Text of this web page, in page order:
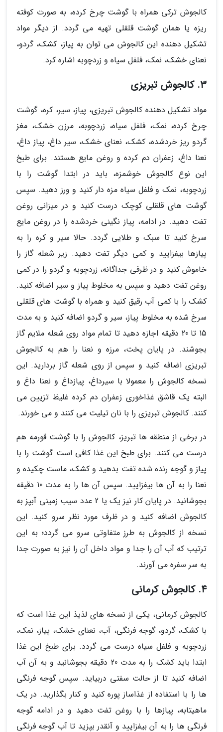
کالجوش ترکی همراه با گوشت چرخ کرده، به صورت کوفته
ریزه یا همان گوشت قلقلی تهیه می گردد. از دیگر مواد
تشکیل دهنده این کالجوش می توان به پیاز، کشک، گردو،
نعنای خشک، نمک، فلفل سیاه و زردچوبه اشاره کرد.
3. کالجوش تبریزی
مواد تشکیل دهنده کالجوش تبریزی، پیاز، سیر، کره، گوشت
چرخ کرده، نمک، فلفل سیاه، زردچوبه، مرزن خشک، مغز
گردو ریز خردشده، کشک، نعنای خشک، سیر داغ، پیاز داغ،
نعنا داغ، زعفران دم کرده و روغن مایع هستند. برای طبخ
این نوع کالجوش خوشمزه، باید در ابتدا گوشت را با
زردچوبه، نمک و فلفل سیاه مزه دار کنید و ورز دهید. سپس
گوشت های قلقلی کوچک درست کنید و در میزانی روغن
تفت دهید. در ادامه، پیاز نگینی خردشده را در روغن مایع
سرخ کنید تا سبک و طلایی گردد. حالا سیر و کره را به
پیازها بیفزایید و کمی دیگر تفت دهید. زیر شعله گاز را
خاموش کنید و در ظرفی جداگانه، زردچوبه و گردو را در کمی
روغن تفت دهید و سپس به مخلوط پیاز و سیر اضافه کنید.
کشک را با کمی آب رقیق کنید و همراه با گوشت های قلقلی
سرخ شده به مخلوط پیاز، سیر و گردو اضافه کنید و به مدت
15 تا 20 دقیقه اجازه دهید تا تمام مواد روی شعله ملایم گاز
بجوشند. در پایان پخت، مرزه و نعنا را هم به کالجوش
تبریزی اضافه کنید و سپس از روی شعله گاز بردارید. این
نسخه کالجوش را معمولا با سیرداغ، پیازداغ و نعنا داغ و
البته یک قاشق غذاخوری زعفران دم کرده غلیظ تزیین می
کنند. کالجوش تبریزی را با نان تیلیت می کنند و می خورند.
در برخی از منطقه ها تبریز، کالجوش را با گوشت قورمه هم
درست می کنند. برای طبخ این غذا کافی است گوشت را با
پیاز و گوجه رنده شده تفت بدهید و کشک، ماست چکیده و
نعنا را به آن ها بیفزایید. سپس آن ها را به مدت 10 دقیقه
بجوشانید. در پایان کار نیز یک یا 2 عدد سیب زمینی آبپز به
کالجوش اضافه کنید و در ظرف مورد نظر سرو کنید. این
نسخه از کالجوش به طرز متفاوتی سرو می گردد؛ به این
ترتیب که آب آن را جدا و مواد داخل آن را نیز به صورت جدا
به سر سفره می آورند.
4. کالجوش کرمانی
کالجوش کرمانی، یکی از نسخه های لذیذ این غذا است که
با کشک، گردو، گوجه فرنگی، آب، نعنای خشک، پیاز، نمک،
زردچوبه و فلفل سیاه درست می گردد. برای طبخ این غذا
ابتدا باید کشک را به مدت 20 دقیقه بجوشانید و به آن آب
اضافه کنید تا از حالت سفتی دربیاید. سپس گوجه فرنگی
ها را با استفاده از غذاساز پوره کنید و کنار بگذارید. در یک
ماهیتابه، پیازها را با روغن تفت دهید و در ادامه گوجه
فرنگی ها را به آن بیفزایید و آنقدر بپزید تا آب گوجه فرنگی